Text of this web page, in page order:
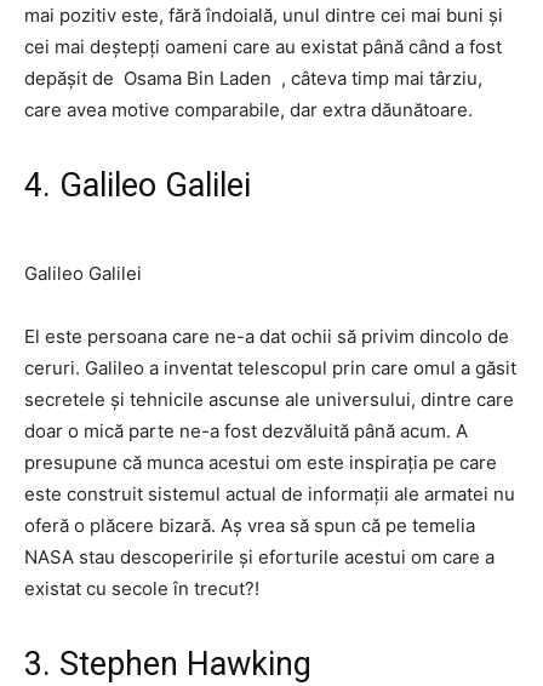
mai pozitiv este, fără îndoială, unul dintre cei mai buni și
cei mai deștepți oameni care au existat până când a fost
depășit de Osama Bin Laden , câteva timp mai târziu,
care avea motive comparabile, dar extra dăunătoare.
4. Galileo Galilei
Galileo Galilei
El este persoana care ne-a dat ochii să privim dincolo de
ceruri. Galileo a inventat telescopul prin care omul a găsit
secretele și tehnicile ascunse ale universului, dintre care
doar o mică parte ne-a fost dezvăluită până acum. A
presupune că munca acestui om este inspirația pe care
este construit sistemul actual de informații ale armatei nu
oferă o plăcere bizară. Aș vrea să spun că pe temelia
NASA stau descoperirile și eforturile acestui om care a
existat cu secole în trecut?!
3. Stephen Hawking